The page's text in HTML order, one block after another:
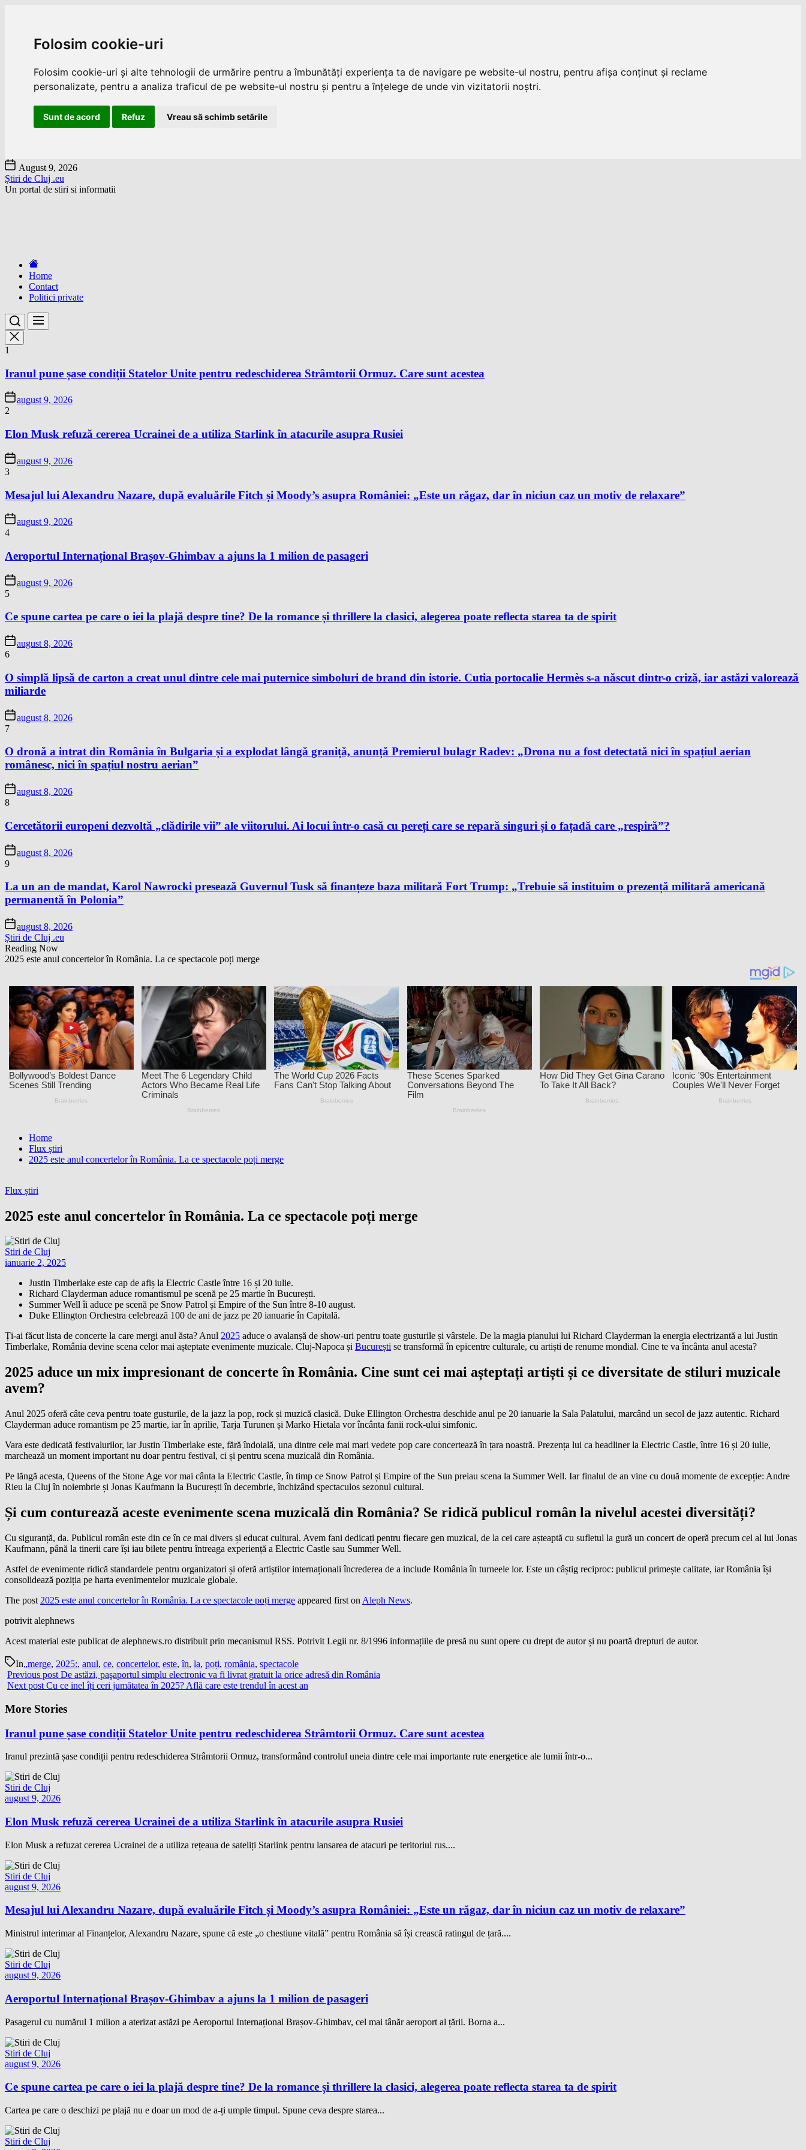
Folosim cookie-uri
Folosim cookie-uri și alte tehnologii de urmărire pentru a îmbunătăți experiența ta de navigare pe website-ul nostru, pentru afișa conținut și reclame
personalizate, pentru a analiza traficul de pe website-ul nostru și pentru a înțelege de unde vin vizitatorii noștri.
Sunt de acord Refuz Vreau să schimb setările
Skip
to
the
content
August 9, 2026
Știri de Cluj .eu
Un portal de stiri si informatii
Home
Contact
Politici private
1
Iranul pune șase condiții Statelor Unite pentru redeschiderea Strâmtorii Ormuz. Care sunt acestea
august 9, 2026
2
Elon Musk refuză cererea Ucrainei de a utiliza Starlink în atacurile asupra Rusiei
august 9, 2026
3
Mesajul lui Alexandru Nazare, după evaluările Fitch și Moody’s asupra României: „Este un răgaz, dar în niciun caz un motiv de relaxare”
august 9, 2026
4
Aeroportul Internațional Brașov-Ghimbav a ajuns la 1 milion de pasageri
august 9, 2026
5
Ce spune cartea pe care o iei la plajă despre tine? De la romance și thrillere la clasici, alegerea poate reflecta starea ta de spirit
august 8, 2026
6
O simplă lipsă de carton a creat unul dintre cele mai puternice simboluri de brand din istorie. Cutia portocalie Hermès s-a născut dintr-o criză, iar astăzi valorează
miliarde
august 8, 2026
7
O dronă a intrat din România în Bulgaria și a explodat lângă graniță, anunță Premierul bulagr Radev: „Drona nu a fost detectată nici în spațiul aerian
românesc, nici în spațiul nostru aerian”
august 8, 2026
8
Cercetătorii europeni dezvoltă „clădirile vii” ale viitorului. Ai locui într-o casă cu pereți care se repară singuri și o fațadă care „respiră”?
august 8, 2026
9
La un an de mandat, Karol Nawrocki presează Guvernul Tusk să finanțeze baza militară Fort Trump: „Trebuie să instituim o prezență militară americană
permanentă în Polonia”
august 8, 2026
Știri de Cluj .eu
Reading Now
2025 este anul concertelor în România. La ce spectacole poți merge
Home
Flux știri
2025 este anul concertelor în România. La ce spectacole poți merge
Flux știri
2025 este anul concertelor în România. La ce spectacole poți merge
Stiri de Cluj
ianuarie 2, 2025
Justin Timberlake este cap de afiș la Electric Castle între 16 și 20 iulie.
Richard Clayderman aduce romantismul pe scenă pe 25 martie în București.
Summer Well îi aduce pe scenă pe Snow Patrol și Empire of the Sun între 8-10 august.
Duke Ellington Orchestra celebrează 100 de ani de jazz pe 20 ianuarie în Capitală.
Ți-ai făcut lista de concerte la care mergi anul ăsta? Anul 2025 aduce o avalanșă de show-uri pentru toate gusturile și vârstele. De la magia pianului lui Richard Clayderman la energia electrizantă a lui Justin
Timberlake, România devine scena celor mai așteptate evenimente muzicale. Cluj-Napoca și București se transformă în epicentre culturale, cu artiști de renume mondial. Cine te va încânta anul acesta?
2025 aduce un mix impresionant de concerte în România. Cine sunt cei mai așteptați artiști și ce diversitate de stiluri muzicale
avem?
Anul 2025 oferă câte ceva pentru toate gusturile, de la jazz la pop, rock și muzică clasică. Duke Ellington Orchestra deschide anul pe 20 ianuarie la Sala Palatului, marcând un secol de jazz autentic. Richard
Clayderman aduce romantism pe 25 martie, iar în aprilie, Tarja Turunen și Marko Hietala vor încânta fanii rock-ului simfonic.
Vara este dedicată festivalurilor, iar Justin Timberlake este, fără îndoială, una dintre cele mai mari vedete pop care concertează în țara noastră. Prezența lui ca headliner la Electric Castle, între 16 și 20 iulie,
marchează un moment important nu doar pentru festival, ci și pentru scena muzicală din România.
Pe lăngă acesta, Queens of the Stone Age vor mai cânta la Electric Castle, în timp ce Snow Patrol și Empire of the Sun preiau scena la Summer Well. Iar finalul de an vine cu două momente de excepție: Andre
Rieu la Cluj în noiembrie și Jonas Kaufmann la București în decembrie, închizând spectaculos sezonul cultural.
Și cum conturează aceste evenimente scena muzicală din România? Se ridică publicul român la nivelul acestei diversități?
Cu siguranță, da. Publicul român este din ce în ce mai divers și educat cultural. Avem fani dedicați pentru fiecare gen muzical, de la cei care așteaptă cu sufletul la gură un concert de operă precum cel al lui Jonas
Kaufmann, până la tinerii care își iau bilete pentru întreaga experiență a Electric Castle sau Summer Well.
Astfel de evenimente ridică standardele pentru organizatori și oferă artiștilor internaționali încrederea de a include România în turneele lor. Este un câștig reciproc: publicul primește calitate, iar România își
consolidează poziția pe harta evenimentelor muzicale globale.
The post 2025 este anul concertelor în România. La ce spectacole poți merge appeared first on Aleph News.
potrivit alephnews
Acest material este publicat de alephnews.ro distribuit prin mecanismul RSS. Potrivit Legii nr. 8/1996 informațiile de presă nu sunt opere cu drept de autor și nu poartă drepturi de autor.
In„merge, 2025:, anul, ce, concertelor, este,în, la, poți, românia, spectacole
Previous post De astăzi, paşaportul simplu electronic va fi livrat gratuit la orice adresă din România
Next post Cu ce inel îți ceri jumătatea în 2025? Află care este trendul în acest an
More Stories
Iranul pune șase condiții Statelor Unite pentru redeschiderea Strâmtorii Ormuz. Care sunt acestea
Iranul prezintă șase condiții pentru redeschiderea Strâmtorii Ormuz, transformând controlul uneia dintre cele mai importante rute energetice ale lumii într-o...
Stiri de Cluj
august 9, 2026
Elon Musk refuză cererea Ucrainei de a utiliza Starlink în atacurile asupra Rusiei
Elon Musk a refuzat cererea Ucrainei de a utiliza rețeaua de sateliți Starlink pentru lansarea de atacuri pe teritoriul rus....
Stiri de Cluj
august 9, 2026
Mesajul lui Alexandru Nazare, după evaluările Fitch și Moody’s asupra României: „Este un răgaz, dar în niciun caz un motiv de relaxare”
Ministrul interimar al Finanțelor, Alexandru Nazare, spune că este „o chestiune vitală” pentru România să își crească ratingul de țară....
Stiri de Cluj
august 9, 2026
Aeroportul Internațional Brașov-Ghimbav a ajuns la 1 milion de pasageri
Pasagerul cu numărul 1 milion a aterizat astăzi pe Aeroportul Internațional Brașov-Ghimbav, cel mai tânăr aeroport al țării. Borna a...
Stiri de Cluj
august 9, 2026
Ce spune cartea pe care o iei la plajă despre tine? De la romance și thrillere la clasici, alegerea poate reflecta starea ta de spirit
Cartea pe care o deschizi pe plajă nu e doar un mod de a-ți umple timpul. Spune ceva despre starea...
Stiri de Cluj